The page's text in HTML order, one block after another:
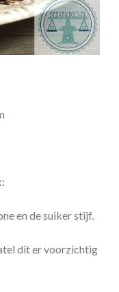
en de suiker stijf.
dit er voorzichtig